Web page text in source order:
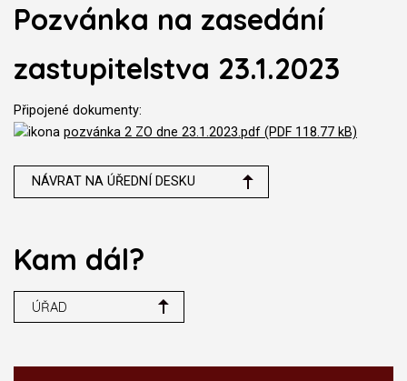
Pozvánka na zasedání
zastupitelstva 23.1.2023
Připojené dokumenty:
pozvánka 2 ZO dne 23.1.2023.pdf (PDF 118.77 kB)
NÁVRAT NA ÚŘEDNÍ DESKU
Kam dál?
ÚŘAD